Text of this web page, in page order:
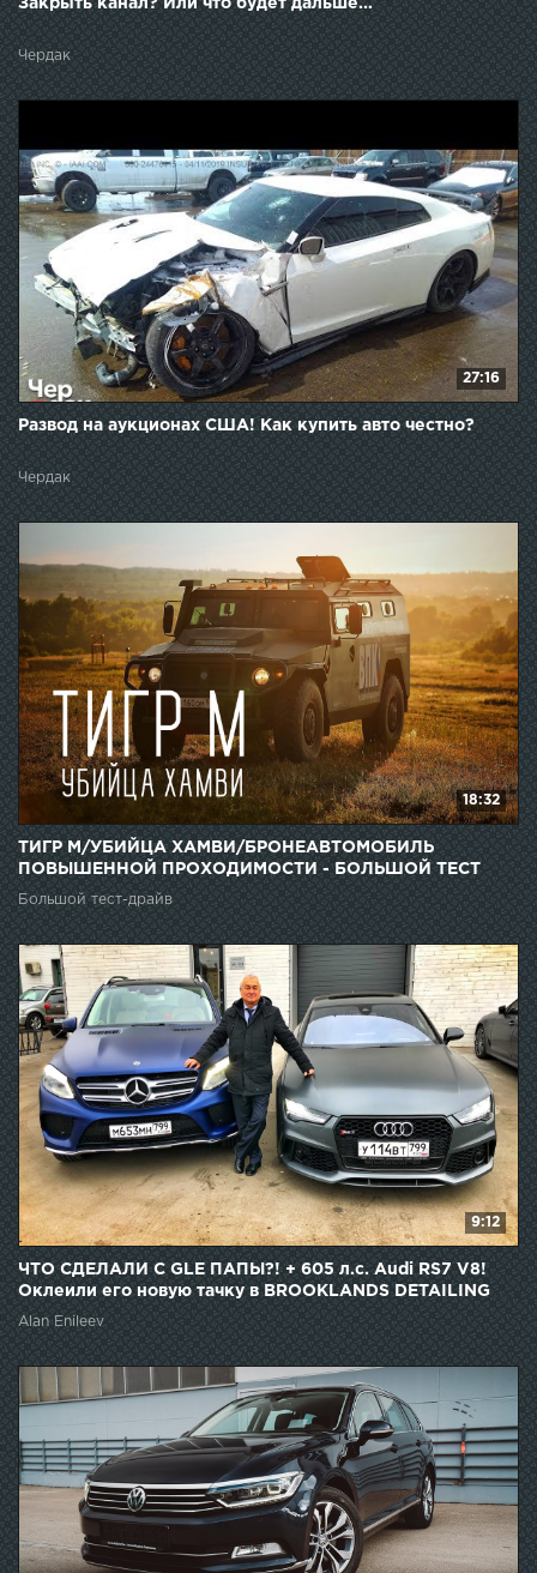
Закрыть канал? Или что будет дальше...
Чердак
27:16
Развод на аукционах США! Как купить авто честно?
Чердак
18:32
ТИГР М/УБИЙЦА ХАМВИ/БРОНЕАВТОМОБИЛЬ
ПОВЫШЕННОЙ ПРОХОДИМОСТИ - БОЛЬШОЙ ТЕСТ
ДРАЙВ
Большой тест-драйв
9:12
ЧТО СДЕЛАЛИ С GLE ПАПЫ?! + 605 л.с. Audi RS7 V8!
Оклеили его новую тачку в BROOKLANDS DETAILING
и...
Alan Enileev